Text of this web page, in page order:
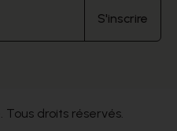
S'inscrire
droits réservés.